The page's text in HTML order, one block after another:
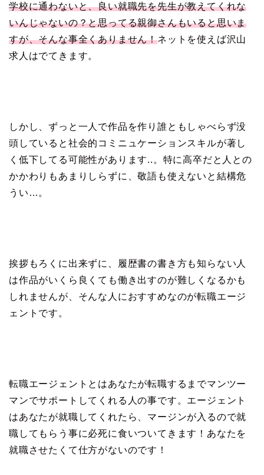
学校に通わないと、良い就職先を先生が教えてくれな
いんじゃないの？と思ってる親御さんもいると思いま
すが、そんな事全くありません！ネットを使えば沢山
求人はでてきます。
しかし、ずっと一人で作品を作り誰ともしゃべらず没
頭していると社会的コミニュケーションスキルが著し
く低下してる可能性があります..。特に高卒だと人との
かかわりもあまりしらずに、敬語も使えないと結構危
うい…。
挨拶もろくに出来ずに、履歴書の書き方も知らない人
は作品がいくら良くても働き出すのが難しくなるかも
しれませんが、そんな人におすすめなのが転職エージ
ェントです。
転職エージェントとはあなたが転職するまでマンツー
マンでサポートしてくれる人の事です。エージェント
はあなたが就職してくれたら、マージンが入るので就
職してもらう事に必死に食いついてきます！あなたを
就職させたくて仕方がないのです！